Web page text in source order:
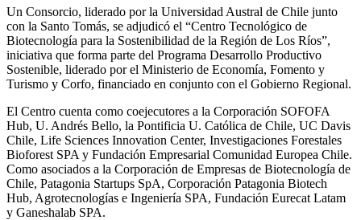
Un Consorcio, liderado por la Universidad Austral de Chile junto
con la Santo Tomás, se adjudicó el “Centro Tecnológico de
Biotecnología para la Sostenibilidad de la Región de Los Ríos”,
iniciativa que forma parte del Programa Desarrollo Productivo
Sostenible, liderado por el Ministerio de Economía, Fomento y
Turismo y Corfo, financiado en conjunto con el Gobierno Regional.
El Centro cuenta como coejecutores a la Corporación SOFOFA
Hub, U. Andrés Bello, la Pontificia U. Católica de Chile, UC Davis
Chile, Life Sciences Innovation Center, Investigaciones Forestales
Bioforest SPA y Fundación Empresarial Comunidad Europea Chile.
Como asociados a la Corporación de Empresas de Biotecnología de
Chile, Patagonia Startups SpA, Corporación Patagonia Biotech
Hub, Agrotecnologías e Ingeniería SPA, Fundación Eurecat Latam
y Ganeshalab SPA.